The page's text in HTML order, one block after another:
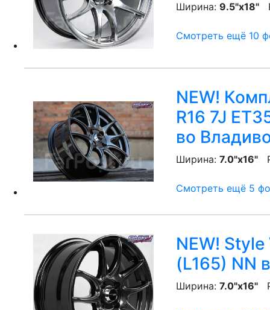
Ширина: 9.5"x18"
Смотреть ещё 10
NEW!
R16 7J
во
Ширина: 7.0"x16"
Смотреть ещё 5
NEW!
(L165) NN
Ширина: 7.0"x16"